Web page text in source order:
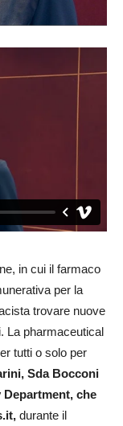
in cui il farmaco
per la
trovare nuove
La pharmaceutical
tutti o solo per
Sda Bocconi
che
durante il